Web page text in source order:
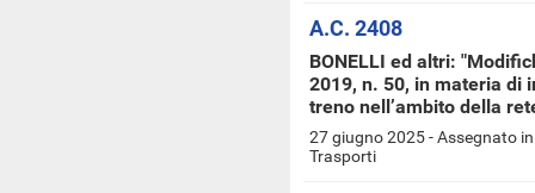
A.C. 2408
BONELLI ed altri:
2019, n. 50, in materia di
treno nell’ambito della
27 giugno 2025 - Assegnato
Trasporti